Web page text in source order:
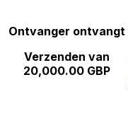
Ontvanger ontvangt
Verzenden van
20,000.00 GBP